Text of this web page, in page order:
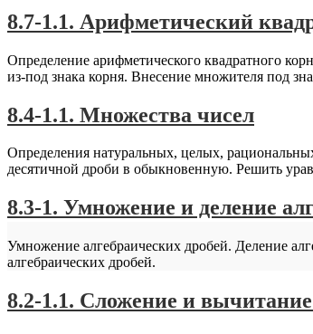
8.7-1.1. Арифметический
Определение арифметического квадратного
из-под знака корня. Внесение множителя под
8.4-1.1. Множества чисел
Определения натуральных, целых,
десятичной дроби в обыкновенную. Решить
8.3-1. Умножение и деление
Умножение алгебраических дробей. Деление
алгебраических дробей.
8.2-1.1. Сложение и